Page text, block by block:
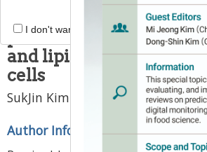
Inhibitory effects of
plants extracts on
and lipid accumulation
cells
SukJin Kim Gun-Hee Kim1,*
Author Information & Copyright
I don't want to open this window for a